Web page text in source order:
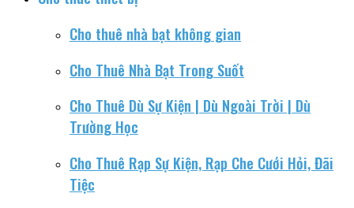
Cho thuê nhà bạt không gian
Cho Thuê Nhà Bạt Trong Suốt
Cho Thuê Dù Sự Kiện | Dù Ngoài Trời | Dù
Trường Học
Cho Thuê Rạp Sự Kiện, Rạp Che Cưới Hỏi, Đãi
Tiệc